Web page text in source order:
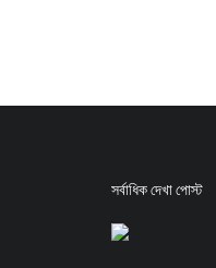
সর্বাধিক দেখা পোস্ট